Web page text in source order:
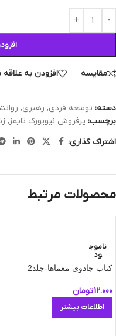
مقایسه افزودن به
دسته: توسعه فردی, رهبری,
برچسب: پرفروش نیویورک تایمز,
اشتراک گذاری:
محصولات مرتبط
ناموج
ود
کتاب جادوی معماها-جلد2
12.000تومان
اطلاعات بیشتر